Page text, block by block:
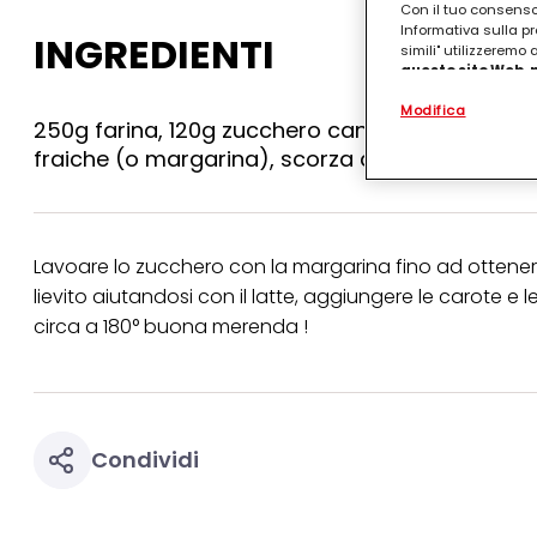
INGREDIENTI
250g farina, 120g zucchero canna, 50g
fraiche (o margarina), scorza di limone o
Lavoare lo zucchero con la margarina fino ad
lievito aiutandosi con il latte, aggiungere le carote e
circa a 180° buona merenda !
Condividi
Con il tuo
Informativa sulla
simili" utilizzeremo
questo sito
.
(rispettivamente
terzi, conservare
misurare e
collegata nel piè di
qualsiasi momento
collegata nel piè
Se fai clic su
Modifica